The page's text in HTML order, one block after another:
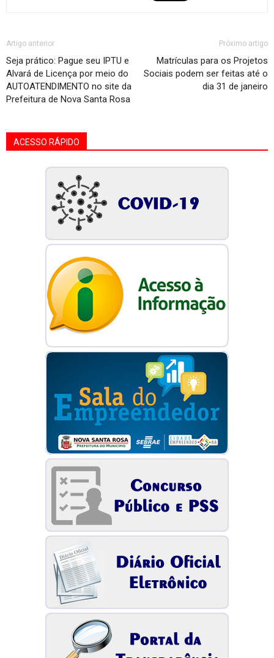
Artigo anterior
Seja prático: Pague seu IPTU e
Alvará de Licença por meio do
AUTOATENDIMENTO no site da
Prefeitura de Nova Santa Rosa
Próximo artigo
Matrículas para os Projetos
Sociais podem ser feitas até o
dia 31 de janeiro
ACESSO RÁPIDO